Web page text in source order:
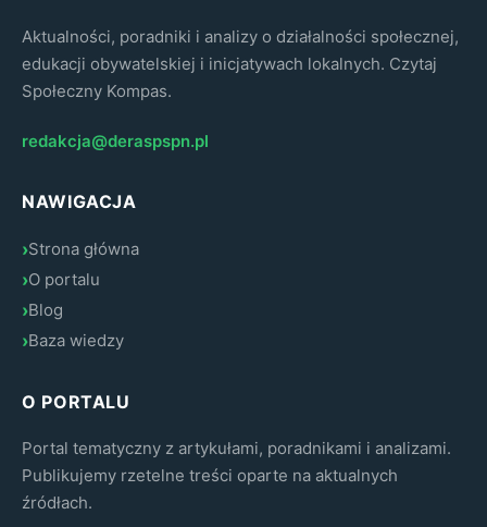
Aktualności, poradniki i analizy o działalności społecznej,
edukacji obywatelskiej i inicjatywach lokalnych. Czytaj
Społeczny Kompas.
redakcja@deraspspn.pl
NAWIGACJA
Strona główna
O portalu
Blog
Baza wiedzy
O PORTALU
Portal tematyczny z artykułami, poradnikami i analizami.
Publikujemy rzetelne treści oparte na aktualnych
źródłach.